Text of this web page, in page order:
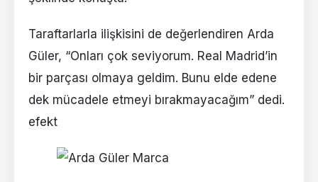
Taraftarlarla ilişkisini de değerlendiren Arda
Güler, “Onları çok seviyorum. Real Madrid’in
bir parçası olmaya geldim. Bunu elde edene
dek mücadele etmeyi bırakmayacağım” dedi.
efekt